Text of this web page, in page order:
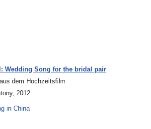
Wedding Song for the bridal pair
dem Hochzeitsfilm
2012